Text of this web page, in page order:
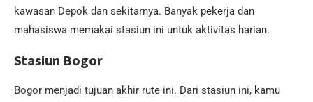
kawasan Depok dan sekitarnya. Banyak pekerja dan
mahasiswa memakai stasiun ini untuk aktivitas harian.
Stasiun Bogor
Bogor menjadi tujuan akhir rute ini. Dari stasiun ini, kamu